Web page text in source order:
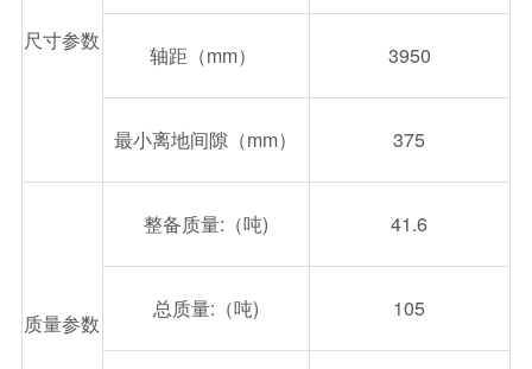
尺寸参数
轴距（mm） 3950
最小离地间隙（mm） 375
质量参数
整备质量:（吨) 41.6
总质量:（吨) 105